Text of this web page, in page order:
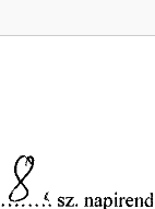
sz. napirend